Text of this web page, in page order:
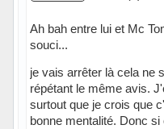
Ah bah entre lui et Mc
souci...
je vais arrêter là cela ne
répétant le même avis.
surtout que je crois que
bonne mentalité. Donc